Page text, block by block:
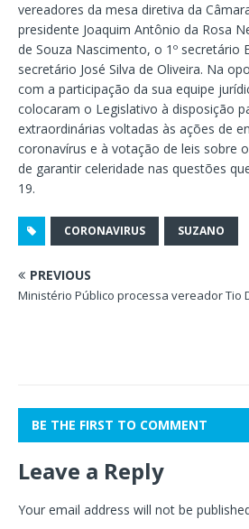
vereadores da mesa diretiva da
presidente Joaquim Antônio da Rosa
de Souza Nascimento, o 1º secretário
secretário José Silva de Oliveira. Na
com a participação da sua equipe
colocaram o Legislativo à disposição
extraordinárias voltadas às ações de
coronavírus e à votação de leis sobre
de garantir celeridade nas questões
19.
CORONAVIRUS SUZANO
PREVIOUS
Ministério Público processa vereador Tio
BE THE FIRST TO COMMENT
Leave a Reply
Your email address will not be